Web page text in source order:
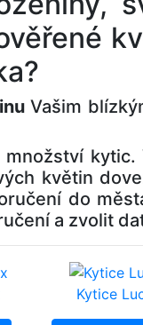
Vašim
květin
do
a zvolit
Kytice